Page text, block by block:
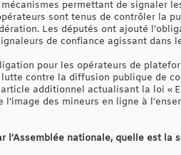
permettant de signaler
sont tenus de contrôler la
Les députés ont ajouté
de confiance agissant dans
pour les opérateurs de
contre la diffusion publique de
additionnel actualisant la loi «
l’image des mineurs en ligne à
l’Assemblée nationale, quelle est la